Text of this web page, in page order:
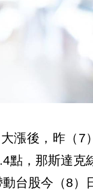
漲後，昨（7）
點，那斯達克
台股今（8）